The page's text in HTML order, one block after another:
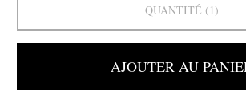
QUANTITÉ 1
AJOUTER AU